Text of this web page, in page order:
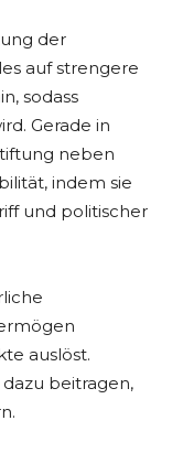
der
auf strengere
sodass
Gerade in
neben
indem sie
und politischer
auslöst.
beitragen,